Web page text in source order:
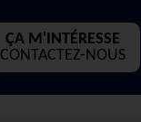
ÇA M'INTÉRESSE
CONTACTEZ-NOUS